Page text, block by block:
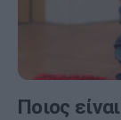
Ποιος